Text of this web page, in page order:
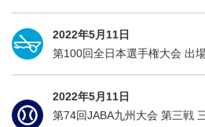
2022年5月11日
第100回全日本選手権大会 出
2022年5月11日
第74回JABA九州大会 第三戦